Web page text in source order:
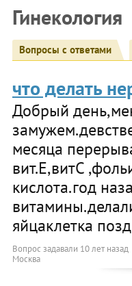
Гинекология
Вопросы с ответами
что делать
Добрый
месяца
вит.Е,витС
кислота.год
яйцаклетка
Вопрос задавали 10 лет назад
Москва